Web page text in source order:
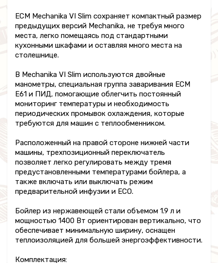
ECM Mechanika VI Slim сохраняет компактный размер
предыдущих версий Mechanika, не требуя много
места, легко помещаясь под стандартными
кухонными шкафами и оставляя много места на
столешнице.
В Mechanika VI Slim используются двойные
манометры, специальная группа заваривания ECM
E61 и ПИД, помогающие облегчить постоянный
мониторинг температуры и необходимость
периодических промывок охлаждения, которые
требуются для машин с теплообменником.
Расположенный на правой стороне нижней части
машины, трехпозиционный переключатель
позволяет легко регулировать между тремя
предустановленными температурами бойлера, а
также включать или выключать режим
предварительной инфузии и ECO.
Бойлер из нержавеющей стали объемом 1.9 л и
мощностью 1400 Вт ориентирован вертикально, что
обеспечивает минимальную ширину, оснащен
теплоизоляцией для большей энергоэффективности.
Комплектация: